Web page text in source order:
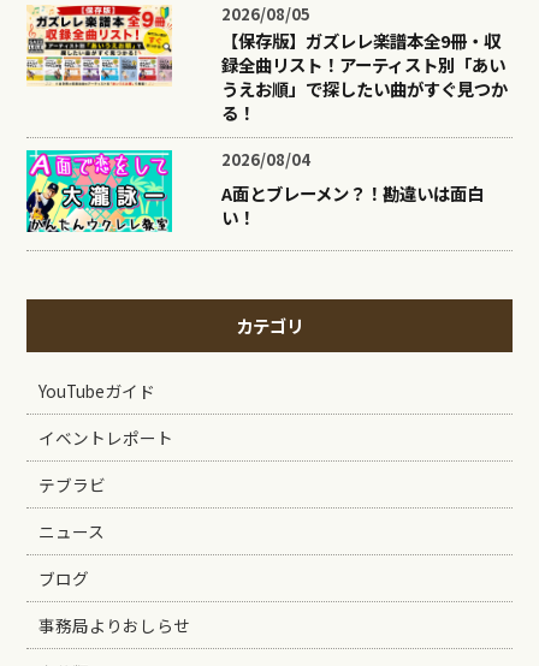
2026/08/05
【保存版】ガズレレ楽譜本全9冊・収
録全曲リスト！アーティスト別「あい
うえお順」で探したい曲がすぐ見つか
る！
2026/08/04
A面とブレーメン？！勘違いは面白
い！
カテゴリ
YouTubeガイド
イベントレポート
テブラビ
ニュース
ブログ
事務局よりおしらせ